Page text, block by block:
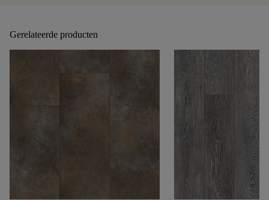
Gerelateerde producten